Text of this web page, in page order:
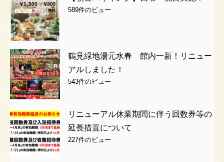
589件のビュー
鶴見緑地湯元水春 館内一新！リニュー
アルしました！
543件のビュー
リニューアル休業期間に伴う回数券等の
延長措置について
227件のビュー